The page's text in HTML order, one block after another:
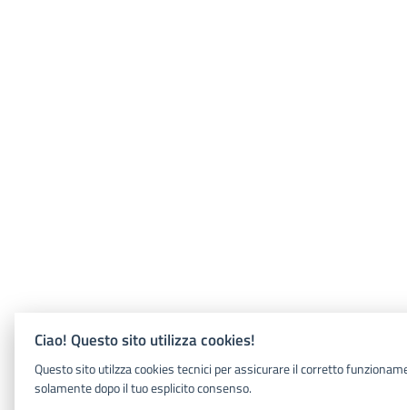
Ciao! Questo sito utilizza cookies!
Questo sito utilzza cookies tecnici per assicurare il corretto
solamente dopo il tuo esplicito consenso.